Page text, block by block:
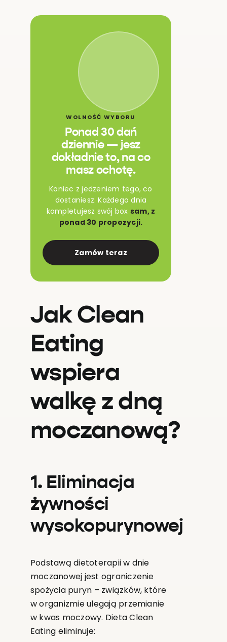
WOLNOŚĆ WYBORU
Ponad 30 dań
dziennie — jesz
dokładnie to, na co
masz ochotę.
Koniec z jedzeniem tego, co
dostaniesz. Każdego dnia
kompletujesz swój box sam, z
ponad 30 propozycji.
Zamów teraz
Jak Clean
Eating
wspiera
walkę z dną
moczanową?
1. Eliminacja
żywności
wysokopurynowej
Podstawą dietoterapii w dnie
moczanowej jest ograniczenie
spożycia puryn – związków, które
w organizmie ulegają przemianie
w kwas moczowy. Dieta Clean
Eating eliminuje: